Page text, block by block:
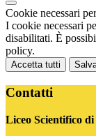
Cookie necessari
I cookie necessari
disabilitati. È
policy.
Accetta tutti
Contatti
Liceo Scientifico